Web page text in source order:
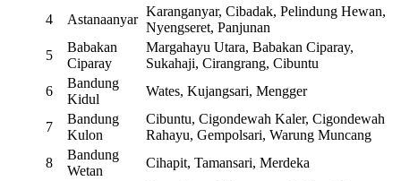
4
Astanaanyar
Karanganyar, Cibadak, Pelindung Hewan,
Nyengseret, Panjunan
5
Babakan
Ciparay
Margahayu Utara, Babakan Ciparay,
Sukahaji, Cirangrang, Cibuntu
6
Bandung
Kidul
Wates, Kujangsari, Mengger
7
Bandung
Kulon
Cibuntu, Cigondewah Kaler, Cigondewah
Rahayu, Gempolsari, Warung Muncang
8
Bandung
Wetan
Cihapit, Tamansari, Merdeka